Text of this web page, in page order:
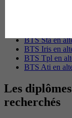
BTS Gpn en
BTS
BAC Pro
BTS Sta en
BTS Iris en
BTS Tpl en
BTS Ati en
Les
recherchés